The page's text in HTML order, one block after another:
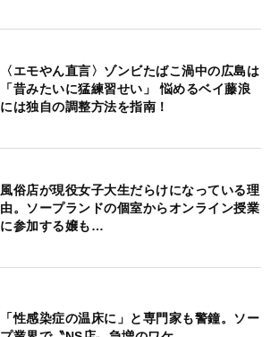
〈エモやん直言〉ゾンビたばこ渦中の広島は
「昔みたいに猛練習せい」 悩めるベイ藤浪
には独自の調整方法を指南！
風俗店が現役女子大生だらけになっている理
由。ソープランドの個室からオンライン授業
に参加する嬢も…
「性感染症の温床に」と専門家も警鐘。ソー